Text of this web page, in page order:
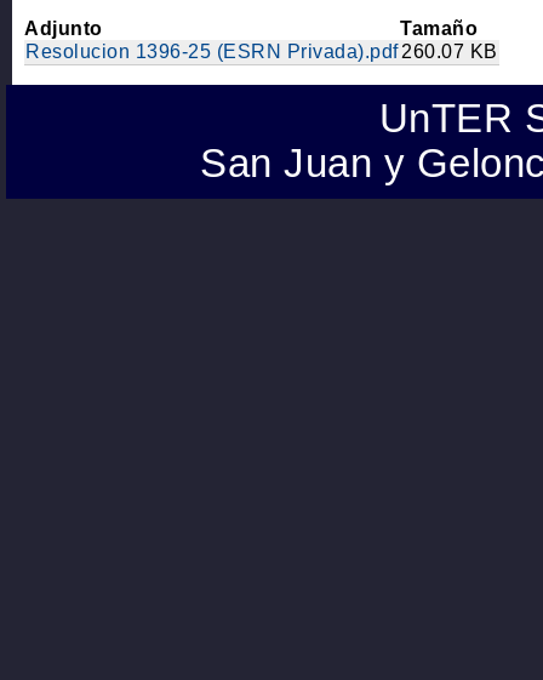
Adjunto
Tamaño
Resolucion 1396-25 (ESRN Privada).pdf 260.07 KB
UnTER
San Juan y